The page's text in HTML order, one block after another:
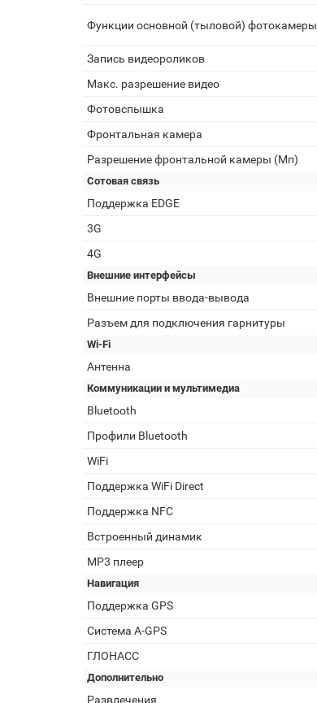
Функции основной (тыловой) фотокамеры
Запись видеороликов
Макс. разрешение видео
Фотовспышка
Фронтальная камера
Разрешение фронтальной камеры (Мп)
Сотовая связь
Поддержка EDGE
3G
4G
Внешние интерфейсы
Внешние порты ввода-вывода
Разъем для подключения гарнитуры
Wi-Fi
Антенна
Коммуникации и мультимедиа
Bluetooth
Профили Bluetooth
WiFi
Поддержка WiFi Direct
Поддержка NFC
Встроенный динамик
MP3 плеер
Навигация
Поддержка GPS
Cистема A-GPS
ГЛОНАСС
Дополнительно
Развлечения